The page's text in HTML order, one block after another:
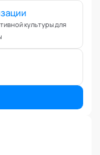
Международной
культуры для